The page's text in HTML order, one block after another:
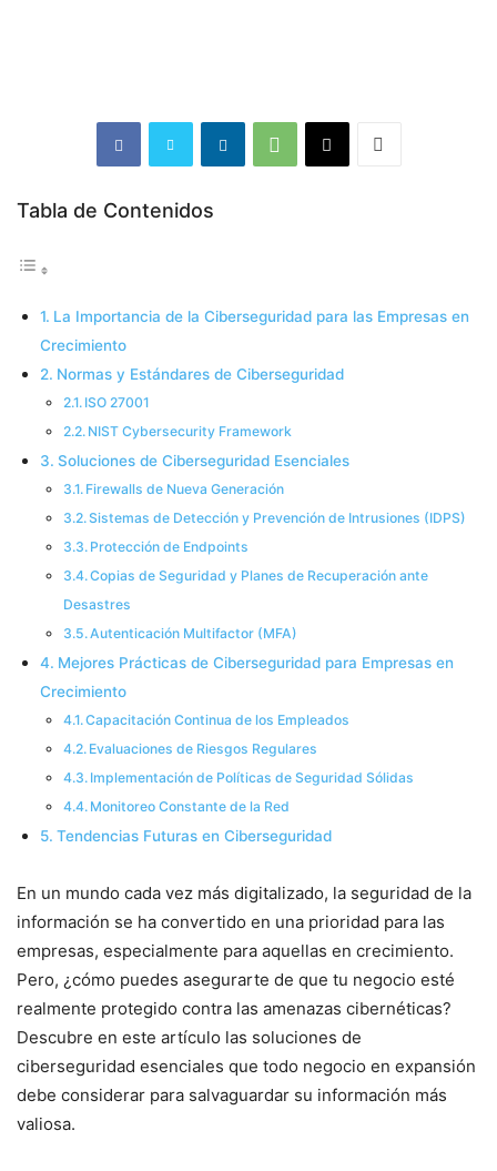
Tabla de Contenidos
La Importancia de la Ciberseguridad para las Empresas en
Crecimiento
Normas y Estándares de Ciberseguridad
ISO 27001
NIST Cybersecurity Framework
Soluciones de Ciberseguridad Esenciales
Firewalls de Nueva Generación
Sistemas de Detección y Prevención de Intrusiones (IDPS)
Protección de Endpoints
Copias de Seguridad y Planes de Recuperación ante
Desastres
Autenticación Multifactor (MFA)
Mejores Prácticas de Ciberseguridad para Empresas en
Crecimiento
Capacitación Continua de los Empleados
Evaluaciones de Riesgos Regulares
Implementación de Políticas de Seguridad Sólidas
Monitoreo Constante de la Red
Tendencias Futuras en Ciberseguridad
En un mundo cada vez más digitalizado, la seguridad de la
información se ha convertido en una prioridad para las
empresas, especialmente para aquellas en crecimiento.
Pero, ¿cómo puedes asegurarte de que tu negocio esté
realmente protegido contra las amenazas cibernéticas?
Descubre en este artículo las soluciones de
ciberseguridad esenciales que todo negocio en expansión
debe considerar para salvaguardar su información más
valiosa.